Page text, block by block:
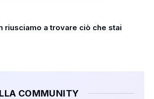
riusciamo a trovare ciò che stai
COMMUNITY